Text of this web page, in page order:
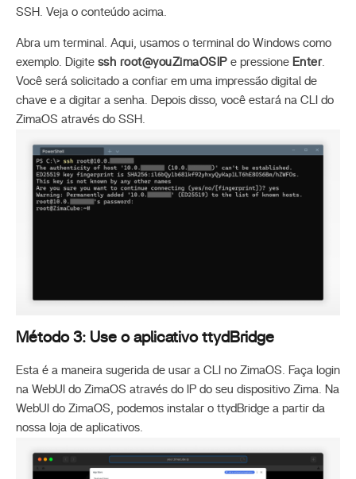
SSH. Veja o conteúdo acima.
Abra um terminal. Aqui, usamos o terminal do Windows como
exemplo. Digite ssh root@youZimaOSIPe pressione Enter.
Você será solicitado a confiar em uma impressão digital de
chave e a digitar a senha. Depois disso, você estará na CLI do
ZimaOS através do SSH.
Método 3: Use o aplicativo ttydBridge
Esta é a maneira sugerida de usar a CLI no ZimaOS. Faça login
na WebUI do ZimaOS através do IP do seu dispositivo Zima. Na
WebUI do ZimaOS, podemos instalar o ttydBridge a partir da
nossa loja de aplicativos.